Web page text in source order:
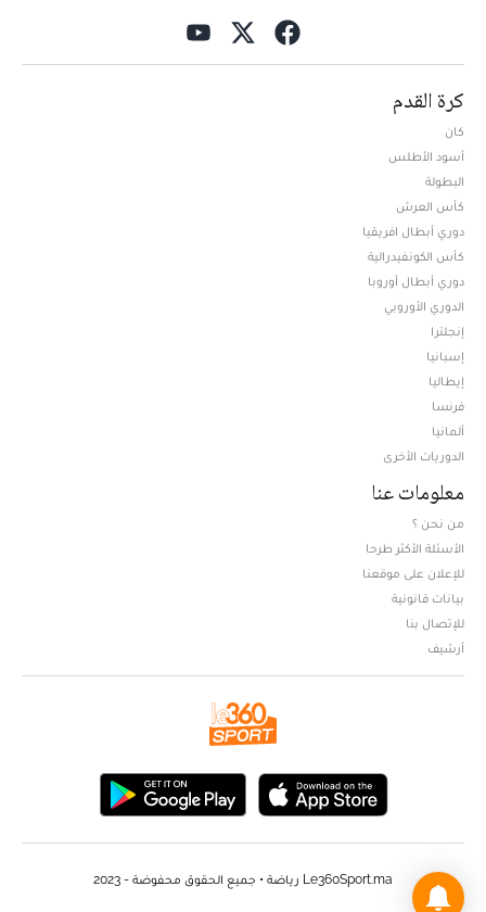
كرة القدم
كان
أسود الأطلس
البطولة
كأس العرش
دوري أبطال افريقيا
كأس الكونفيدرالية
دوري أبطال أوروبا
الدوري الأوروبي
إنجلترا
إسبانيا
إيطاليا
فرنسا
ألمانيا
الدوريات الأخرى
معلومات عنا
من نحن ؟
الأسئلة الأكثر طرحا
للإعلان على موقعنا
بيانات قانونية
للإتصال بنا
أرشيف
Le360Sport.ma رياضة • جميع الحقوق محفوضة - 2023